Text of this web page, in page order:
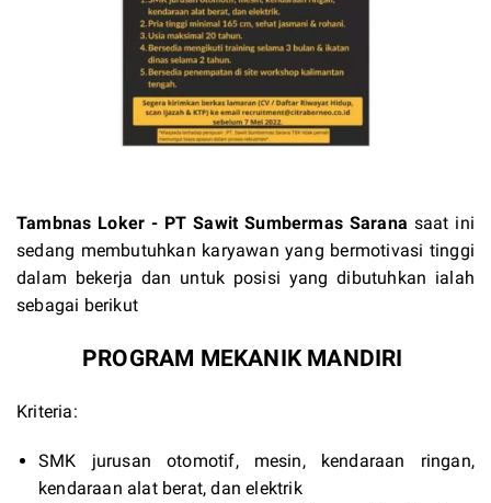
Tambnas Loker- PT Sawit Sumbermas Sarana saat ini
sedang membutuhkan karyawan yang bermotivasi tinggi
dalam bekerja dan untuk posisi yang dibutuhkan ialah
sebagai berikut
PROGRAM MEKANIK MANDIRI
Kriteria:
SMK jurusan otomotif, mesin, kendaraan ringan,
kendaraan alat berat, dan elektrik